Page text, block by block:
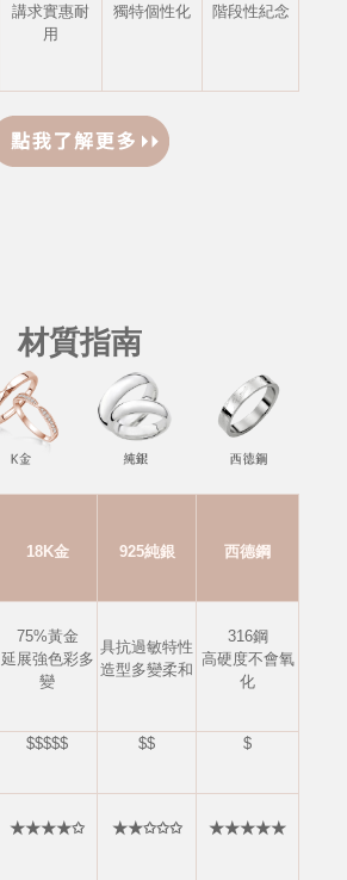
講求實惠耐
用
獨特個性化
階段性紀念
材質指南
18K金 925純銀 西德鋼
75%黃金
延展強色彩多
變
具抗過敏特性
造型多變柔和
316鋼
高硬度不會氧
化
$$$$$ $$ $
★★★★✩ ★★✩✩✩ ★★★★★